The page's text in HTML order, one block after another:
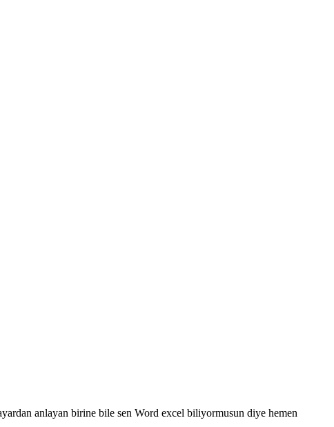
anlayan birine bile sen Word excel biliyormusun diye hemen